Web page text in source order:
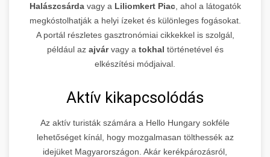
Halászcsárdavagy a Liliomkert Piac, ahol a látogatók
megkóstolhatják a helyi ízeket és különleges fogásokat.
A portál részletes gasztronómiai cikkekkel is szolgál,
például az ajvárvagy a tokhal történetével és
elkészítési módjaival.
Aktív kikapcsolódás
Az aktív turisták számára a Hello Hungary sokféle
lehetőséget kínál, hogy mozgalmasan tölthessék az
idejüket Magyarországon. Akár kerékpározásról,